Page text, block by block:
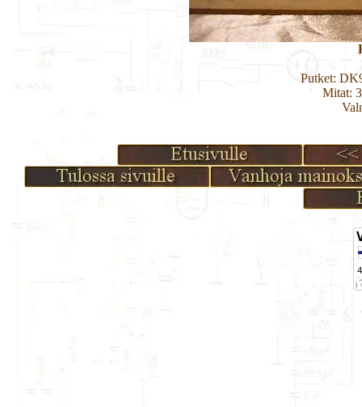
Putket:
Mitat: